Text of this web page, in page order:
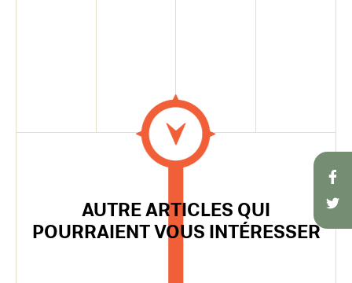
AUTRE ARTICLES QUI
POURRAIENT VOUS INTÉRESSER